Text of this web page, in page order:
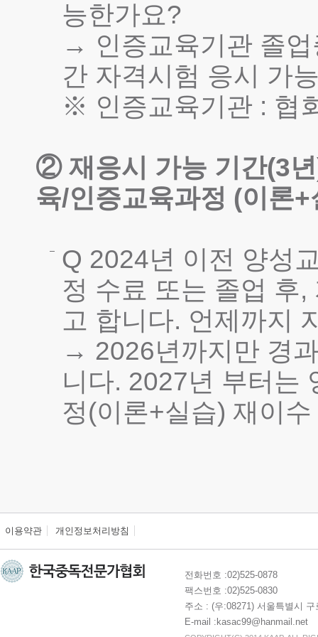
능한가요?
→ 인증교육기관 졸
간 자격시험 응시 가
※ 인증교육기관 : 협
② 재응시 가능 기간(3
육/인증교육과정 (이론
Q 2024년 이전 양성
정 수료 또는 졸업 후
고 합니다. 언제까지
→ 2026년까지만 경
니다. 2027년 부터는
정(이론+실습) 재이
이용약관 개인정보처리방침
전화번호 :02)525-0878
팩스번호 :02)525-0830
주소 : (우:08271) 서울특별시
E-mail :kasac99@hanmail.net